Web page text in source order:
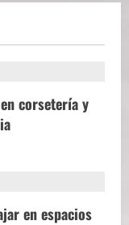
corsetería y
en espacios